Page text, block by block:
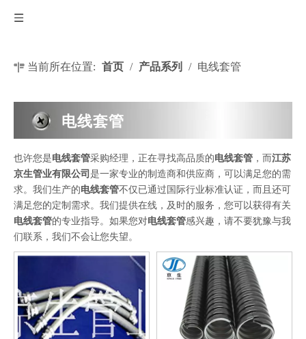
当前所在位置: 首页 / 产品系列 / 电线套管
电线套管
也许您是电线套管采购经理，正在寻找高品质的电线套管 ，而江苏
京生管业有限公司 是一家专业的制造商和供应商，可以满足您的需
求。我们生产的电线套管不仅已通过国际行业标准认证，而且还可
满足您的定制需求。我们提供在线，及时的服务，您可以获得有关
电线套管的专业指导。如果您对电线套管感兴趣，请不要犹豫与我
们联系，我们不会让您失望。